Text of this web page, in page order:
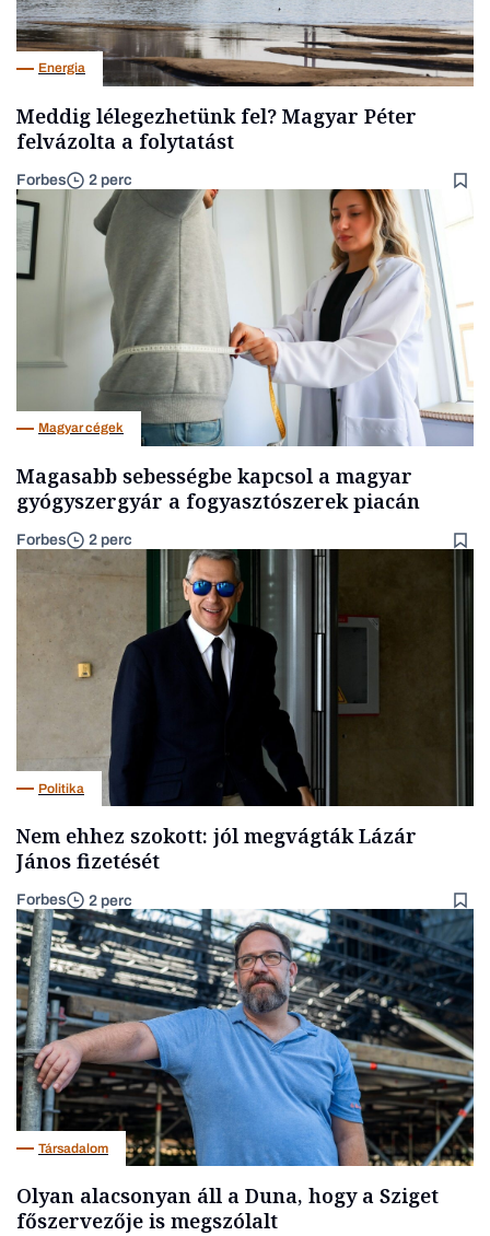
Energia
Meddig lélegezhetünk fel? Magyar Péter
felvázolta a folytatást
Forbes 2 perc
Magyar cégek
Magasabb sebességbe kapcsol a magyar
gyógyszergyár a fogyasztószerek piacán
Forbes 2 perc
Politika
Nem ehhez szokott: jól megvágták Lázár
János fizetését
Forbes 2 perc
Társadalom
Olyan alacsonyan áll a Duna, hogy a Sziget
főszervezője is megszólalt